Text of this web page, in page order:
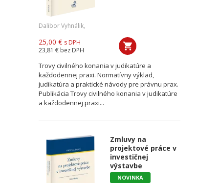
Dalibor Vyhnálik,
25,00 € s DPH
23,81 € bez DPH
Trovy civilného konania v judikatúre a
každodennej praxi. Normatívny výklad,
judikatúra a praktické návody pre právnu prax.
Publikácia Trovy civilného konania v judikatúre
a každodennej praxi...
Zmluvy na
projektové práce v
investičnej
výstavbe
NOVINKA